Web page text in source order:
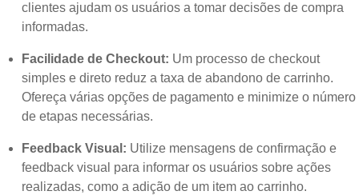
clientes ajudam os usuários a tomar decisões de compra
informadas.
Facilidade de Checkout: Um processo de checkout
simples e direto reduz a taxa de abandono de carrinho.
Ofereça várias opções de pagamento e minimize o número
de etapas necessárias.
Feedback Visual: Utilize mensagens de confirmação e
feedback visual para informar os usuários sobre ações
realizadas, como a adição de um item ao carrinho.